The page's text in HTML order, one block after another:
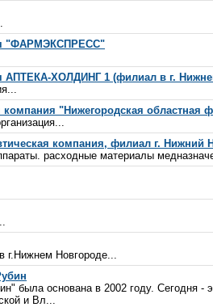
"ФАРМЭКСПРЕСС"
АПТЕКА-ХОЛДИНГ 1 (филиал в г.
компания "Нижегородская областная
компания, филиал г. Нижний
расходные материалы
г.Нижнем Новгороде...
была основана в 2002 году. Сегодня
и Вл...